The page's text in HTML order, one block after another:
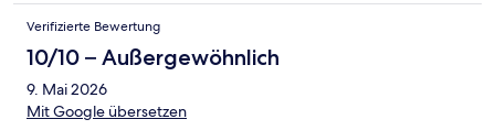
Verifizierte Bewertung
10/10 – Außergewöhnlich
9. Mai 2026
Mit Google übersetzen